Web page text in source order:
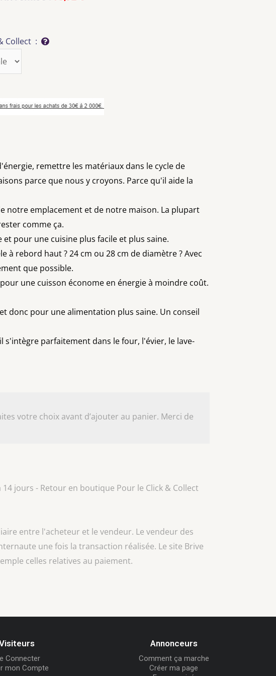
Collect :
remettre les matériaux dans le cycle de
parce que nous y croyons. Parce qu'il aide la
notre emplacement et de notre maison. La plupart
comme ça.
pour une cuisine plus facile et plus saine.
à rebord haut ? 24 cm ou 28 cm de diamètre ? Avec
que possible.
une cuisson économe en énergie à moindre coût.
donc pour une alimentation plus saine. Un conseil
s'intègre parfaitement dans le four, l'évier, le lave-
votre choix avant d’ajouter au panier. Merci de
jours - Retour en boutique Pour le Click & Collect
entre l'acheteur et le vendeur. Le vendeur des
une fois la transaction réalisée. Le site Brive
celles relatives au paiement.
Connecter
mon Compte
Annonceurs
Comment ça marche
Créer ma page